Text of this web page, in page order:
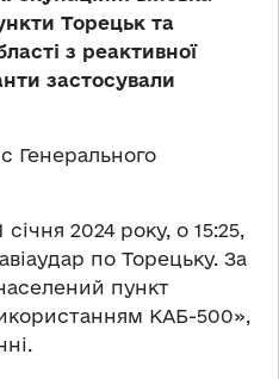
Торецьк та
з реактивної
застосували
Генерального
2024 року, о 15:25,
по Торецьку. За
пункт
КАБ-500»,